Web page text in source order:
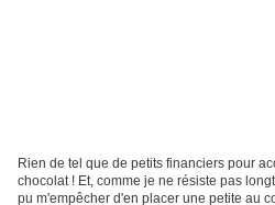
Rien de tel que de petits financiers pour
chocolat ! Et, comme je ne résiste pas
pu m'empêcher d'en placer une petite au